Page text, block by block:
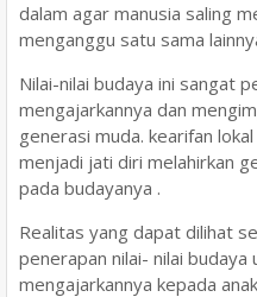
dalam agar manusia saling
menganggu satu sama
Nilai-nilai budaya ini sangat
mengajarkannya dan
generasi muda. kearifan
menjadi jati diri melahirkan
pada budayanya .
Realitas yang dapat dilihat
penerapan nilai- nilai budaya
mengajarkannya kepada